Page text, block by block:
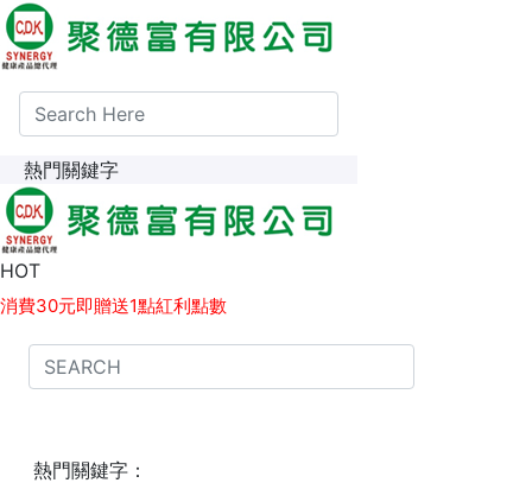
熱門關鍵字
HOT
1點紅利點數 等同 1元現金，可於下次消費時折抵。
消費30元即贈送1點紅利點數
熱門關鍵字：